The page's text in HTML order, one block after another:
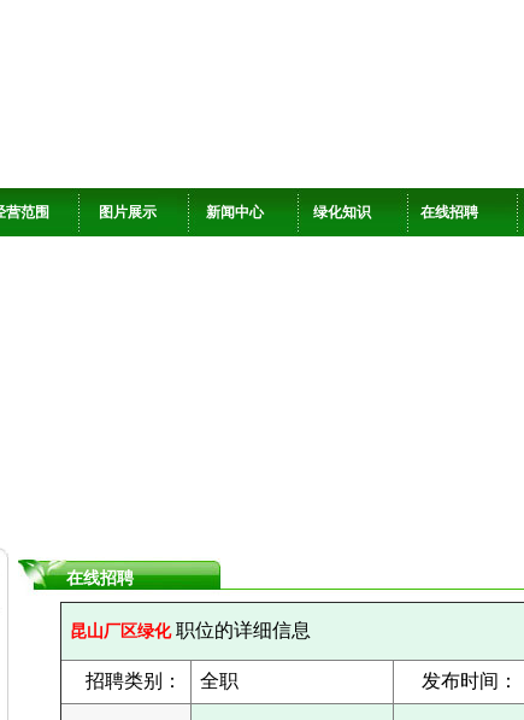
营范围 图片展示 新闻中心 绿化知识 在线招聘
在线招聘
昆山厂区绿化职位的详细信息
招聘类别： 全职 发布时间：